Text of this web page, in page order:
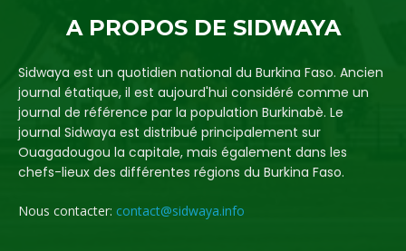
A PROPOS DE SIDWAYA
Sidwaya est un quotidien national du Burkina Faso. Ancien
journal étatique, il est aujourd'hui considéré comme un
journal de référence par la population Burkinabè. Le
journal Sidwaya est distribué principalement sur
Ouagadougou la capitale, mais également dans les
chefs-lieux des différentes régions du Burkina Faso.
Nous contacter: contact@sidwaya.info